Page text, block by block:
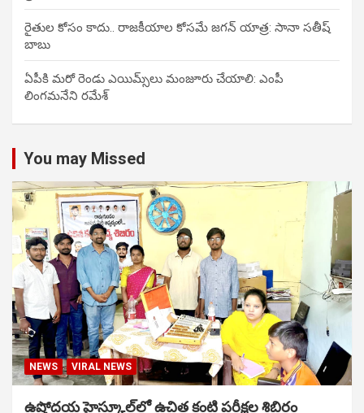
రైతుల కోసం కాదు.. రాజకీయాల కోసమే జగన్ యాత్ర: సానా సతీష్
బాబు
ఏపీకి మరో రెండు ఎయిమ్స్‌లు మంజూరు చేయాలి: ఎంపీ
లింగమనేని రమేశ్
You may Missed
NEWS VIRAL NEWS
ఉషోదయ హైస్కూల్‌లో ఉచిత కంటి పరీక్షల శిబిరం